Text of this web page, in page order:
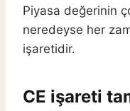
Piyasa değerinin
neredeyse her
işaretidir.
CE işareti